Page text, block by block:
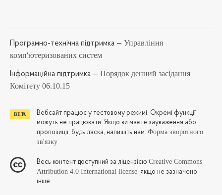
Програмно-технічна підтримка — Управління
комп'ютеризованих систем
Iнформаційна підтримка — Порядок денний засідання
Комітету 06.10.15
Вебсайт працює у тестовому режимі. Окремі функції
можуть не працювати. Якщо ви маєте зауваження або
пропозиції, будь ласка, напишіть нам:Форма зворотного
зв'язку
Весь контент доступний за ліцензієюCreative Commons
Attribution 4.0 International license, якщо не зазначено
інше